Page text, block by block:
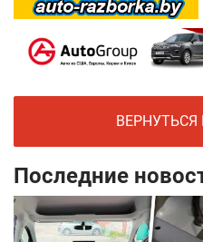
Последние